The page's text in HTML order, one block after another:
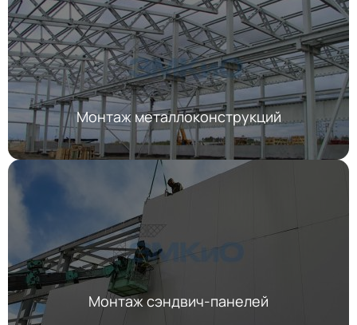
Монтаж металлоконструкций
Монтаж сэндвич-панелей